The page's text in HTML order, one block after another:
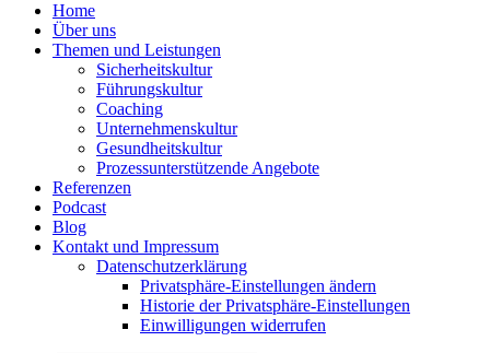
Home
Über uns
Themen und Leistungen
Sicher­heits­kultur
Führungs­kultur
Coaching
Unter­neh­mens­kultur
Gesund­heits­kultur
Prozess­un­ter­stüt­zende Angebote
Referenzen
Podcast
Blog
Kontakt und Impressum
Daten­schutz­er­klärung
Privat­sphäre-Einstel­lungen ändern
Historie der Privat­sphäre-Einstel­lungen
Einwil­li­gungen wider­rufen